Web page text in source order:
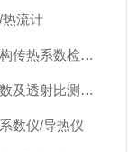
流计
建筑维护结构传热系数检测仪/温度热流巡检仪
玻璃遮阳系数及透射比测定仪
数仪/导热仪